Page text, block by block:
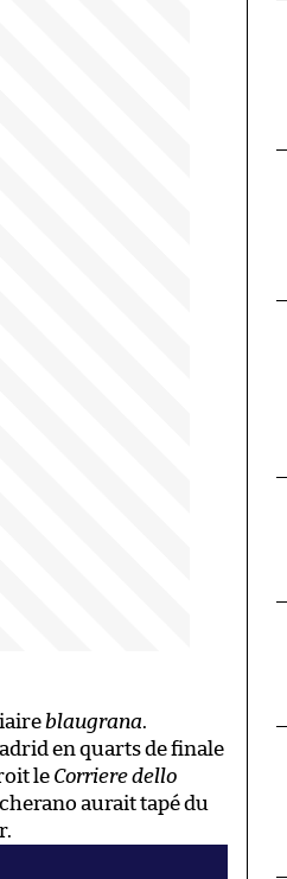
blaugrana.
en quarts de finale
le Corriere dello
aurait tapé du